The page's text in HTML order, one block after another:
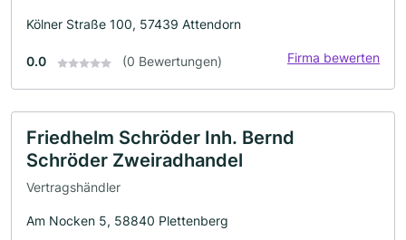
Kölner Straße 100, 57439 Attendorn
0.0 (0 Bewertungen) Firma bewerten
Friedhelm Schröder Inh. Bernd
Schröder Zweiradhandel
Vertragshändler
Am Nocken 5, 58840 Plettenberg